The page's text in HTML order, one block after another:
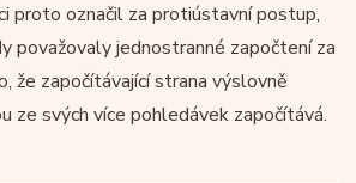
proto označil za protiústavní postup,
považovaly jednostranné započtení za
že započítávající strana výslovně
ze svých více pohledávek započítává.